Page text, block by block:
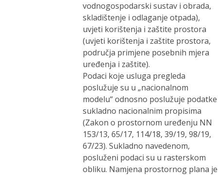
vodnogospodarski sustav i obrada,
skladištenje i odlaganje otpada),
uvjeti korištenja i zaštite prostora
(uvjeti korištenja i zaštite prostora,
područja primjene posebnih mjera
uređenja i zaštite).
Podaci koje usluga pregleda
poslužuje su u „nacionalnom
modelu“ odnosno poslužuje podatke
sukladno nacionalnim propisima
(Zakon o prostornom uređenju NN
153/13, 65/17, 114/18, 39/19, 98/19,
67/23). Sukladno navedenom,
posluženi podaci su u rasterskom
obliku. Namjena prostornog plana je